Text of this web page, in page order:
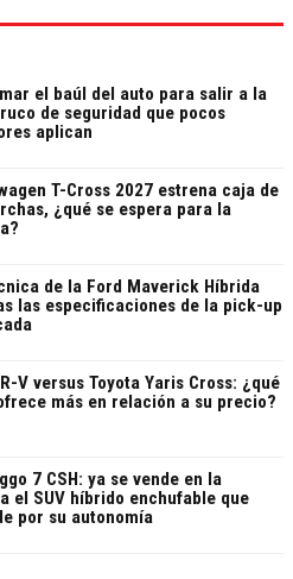
el baúl del auto para salir a la
de seguridad que pocos
aplican
T-Cross 2027 estrena caja de
¿qué se espera para la
de la Ford Maverick Híbrida
las especificaciones de la pick-up
V versus Toyota Yaris Cross: ¿qué
más en relación a su precio?
7 CSH: ya se vende en la
el SUV híbrido enchufable que
por su autonomía